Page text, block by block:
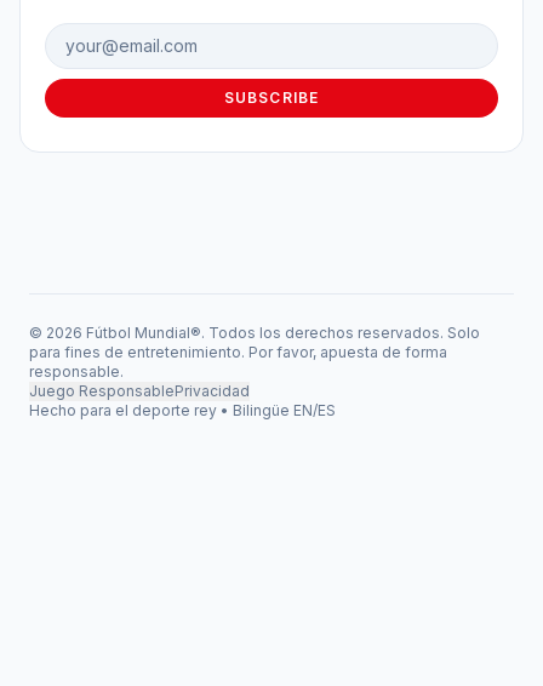
Email address
SUBSCRIBE
© 2026 Fútbol Mundial®. Todos los derechos reservados. Solo
para fines de entretenimiento. Por favor, apuesta de forma
responsable.
Juego ResponsablePrivacidad
Hecho para el deporte rey • Bilingüe EN/ES